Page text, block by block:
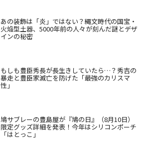
あの装飾は「炎」ではない？縄文時代の国宝・
火焔型土器、5000年前の人々が刻んだ謎とデザ
インの秘密
もしも豊臣秀長が長生きしていたら…？秀吉の
暴走と豊臣家滅亡を防げた「最強のカリスマ
性」
鳩サブレーの豊島屋が『鳩の日』（8月10日）
限定グッズ詳細を発表！今年はシリコンポーチ
「はとっこ」